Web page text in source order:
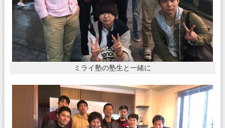
ミライ塾の塾生と一緒に